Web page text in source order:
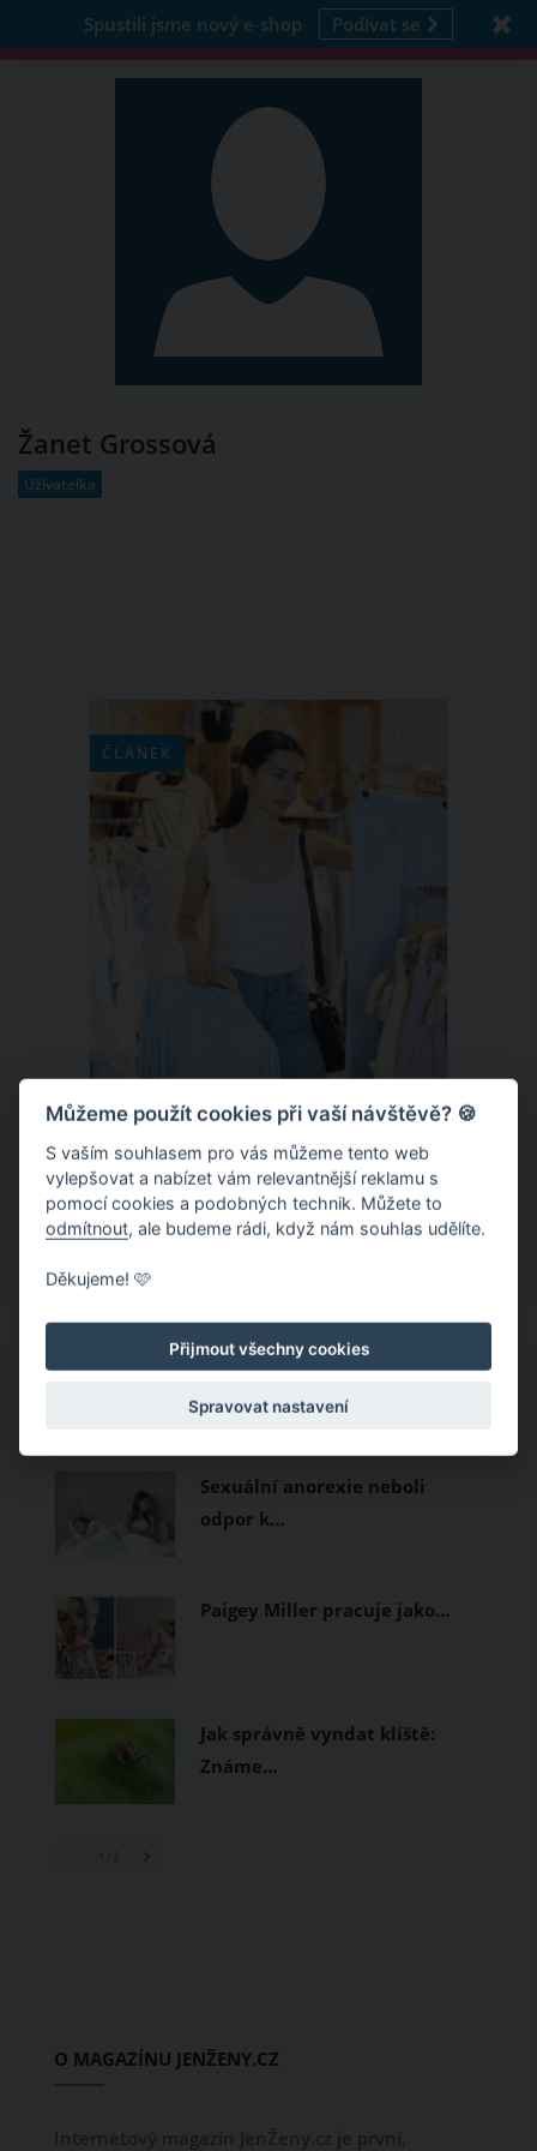
Spustili jsme nový e-shop Podívat se
Žanet Grossová
Uživatelka
ČLÁNEK
Chladivá móda do letních veder. V
těchto materiálech vám bude velmi
příjemně
Když teploty šplhají ke 30 stupňům a
výš, nezáleží pouze na tom, co si
obléknete, ale také z čeho je oblečení
pokožku dýchat a pomohou vám
zvládnout i opravdu horké dny.
měly být přírodní nebo funkční
prodyšné tkaniny a volnější střihy.
CO SI PROHLÍŽEJÍ OSTATNÍ?
Sexuální anorexie neboli
odpor k…
Paigey Miller pracuje jako…
Jak správně vyndat klíště:
Známe…
O MAGAZÍNU JENŽENY.CZ
Můžeme použít cookies při vaší návštěvě? 🍪
S vaším souhlasem pro vás můžeme tento web
vylepšovat a nabízet vám relevantnější reklamu s
pomocí cookies a podobných technik. Můžete to
odmítnout, ale budeme rádi, když nám souhlas udělíte.
Děkujeme! 🩷
Přijmout všechny cookies
Spravovat nastavení